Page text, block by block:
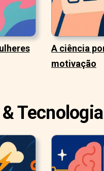
A ciência
motivação